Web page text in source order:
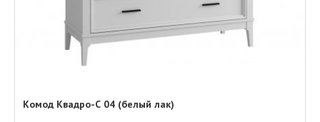
Комод Квадро-С 04 (белый лак)